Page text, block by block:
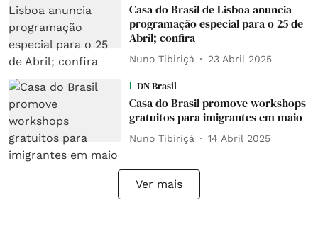
Casa do Brasil de Lisboa anuncia
programação especial para o 25 de
Abril; confira
Nuno Tibiriçá 23 Abril 2025
DN Brasil
Casa do Brasil promove workshops
gratuitos para imigrantes em maio
Nuno Tibiriçá 14 Abril 2025
Ver mais